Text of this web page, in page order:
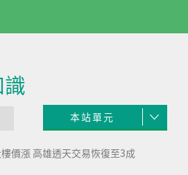
本站單元
價漲 高雄透天交易恢復至3成